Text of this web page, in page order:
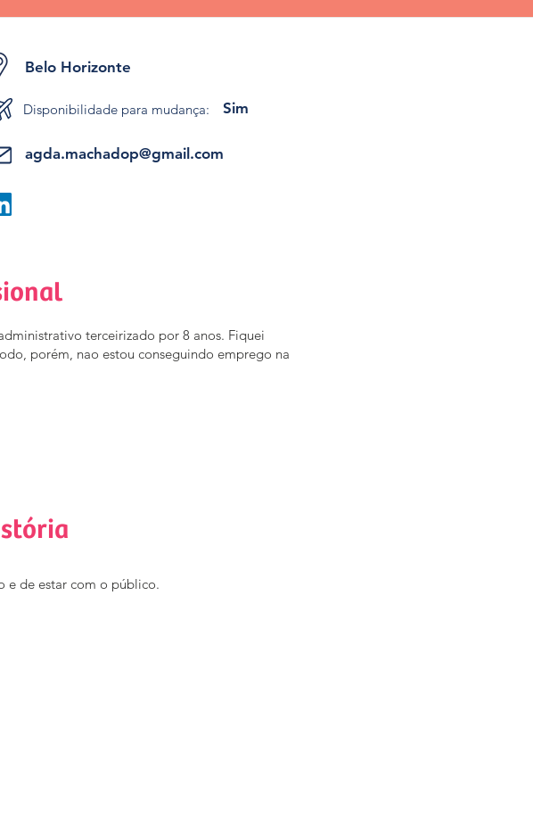
Belo Horizonte
Disponibilidade para mudança: Sim
agda.machadop@gmail.com
terceirizado por 8 anos. Fiquei
porém, nao estou conseguindo emprego na
e de estar com o público.